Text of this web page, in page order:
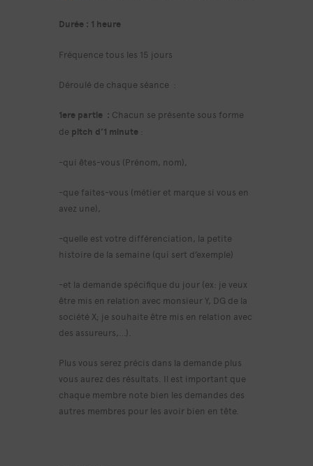
Durée : 1 heure
Fréquence tous les 15 jours
Déroulé de chaque séance :
1ere partie : Chacun se présente sous forme
de pitch d’1 minute
-qui êtes-vous (Prénom, nom),
-que faites-vous (métier et marque si vous en
avez une),
-quelle est votre différenciation, la petite
histoire de la semaine (qui sert d’exemple)
-et la demande spécifique du jour (ex: je veux
être mis en relation avec monsieur Y, DG de la
société X; je souhaite être mis en relation avec
des assureurs,…).
Plus vous serez précis dans la demande plus
vous aurez des résultats. Il est important que
chaque membre note bien les demandes des
autres membres pour les avoir bien en tête.